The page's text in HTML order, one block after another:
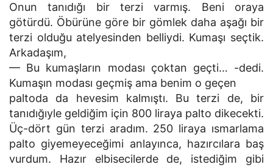
Onun tanıdığı bir terzi varmış. Beni oraya
götürdü. Öbürüne göre bir gömlek daha aşağı bir
terzi olduğu atelyesinden belliydi. Kumaşı seçtik.
Arkadaşım,
— Bu kumaşların modası çoktan geçti… -dedi.
Kumaşın modası geçmiş ama benim o geçen
paltoda da hevesim kalmıştı. Bu terzi de, bir
tanıdığıyle geldiğim için 800 liraya palto dikecekti.
Üç-dört gün terzi aradım. 250 liraya ısmarlama
palto giyemeyeceğimi anlayınca, hazırcılara baş
vurdum. Hazır elbisecilerde de, istediğim gibi